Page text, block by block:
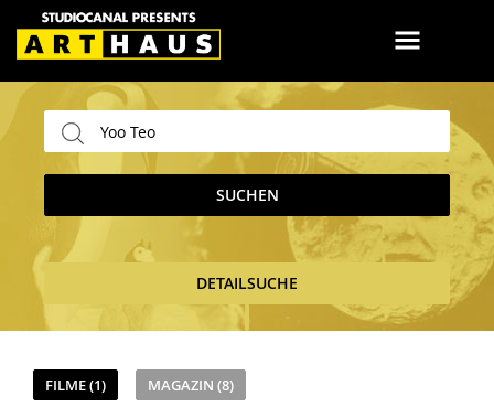
SUCHEN
DETAILSUCHE
FILME (1) MAGAZIN (8)